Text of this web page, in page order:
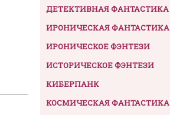
ДЕТЕКТИВНАЯ ФАНТАСТИКА
ИРОНИЧЕСКАЯ ФАНТАСТИКА
ИРОНИЧЕСКОЕ ФЭНТЕЗИ
ИСТОРИЧЕСКОЕ ФЭНТЕЗИ
КИБЕРПАНК
КОСМИЧЕСКАЯ ФАНТАСТИКА